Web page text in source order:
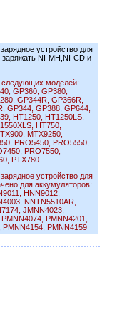
устройство для
NI-MH,NI-CD и
следующих моделей:
GP360, GP380,
GP344R, GP366R,
GP344, GP388, GP644,
HT1250, HT1250LS,
HT750,
MTX9250,
PRO5450, PRO5550,
PRO7550,
PTX780 .
устройство для
для аккумуляторов:
HNN9012,
NNTN5510AR,
JMNN4023,
PMNN4201,
PMNN4159